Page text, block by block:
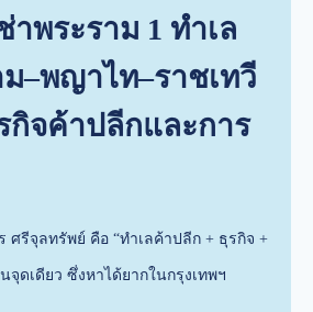
พระราม 1 ทำเล
–พญาไท–ราชเทวี
กิจค้าปลีกและการ
ศรีจุลทรัพย์ คือ “ทำเลค้าปลีก + ธุรกิจ +
จุดเดียว ซึ่งหาได้ยากในกรุงเทพฯ